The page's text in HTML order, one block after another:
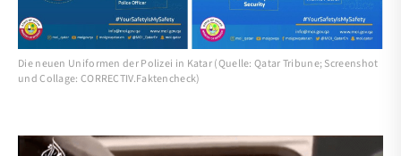
Die neuen Uniformen der Polizei in Katar (Quelle: Qatar Tribune; Screenshot
und Collage: CORRECTIV.Faktencheck)